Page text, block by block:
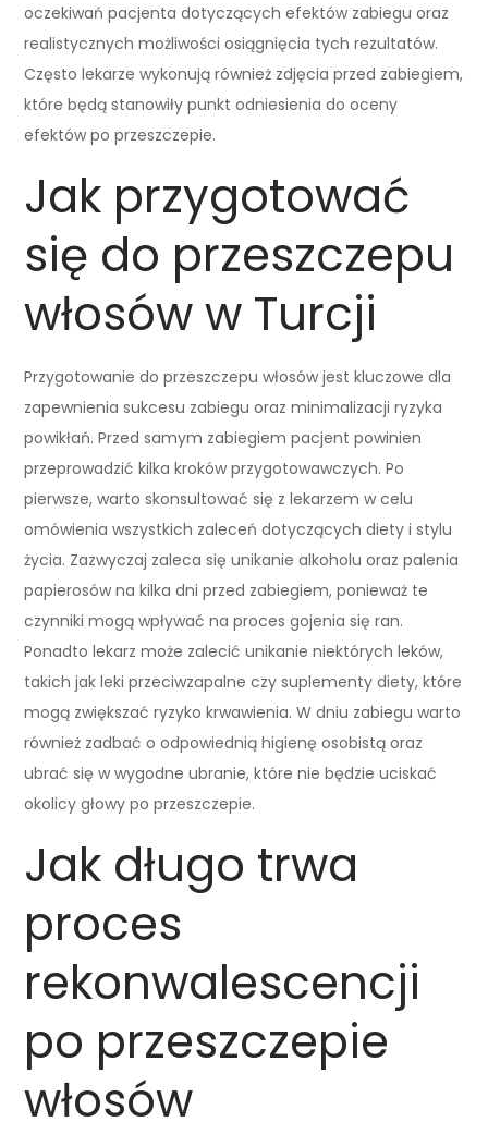
oczekiwań pacjenta dotyczących efektów zabiegu oraz
realistycznych możliwości osiągnięcia tych rezultatów.
Często lekarze wykonują również zdjęcia przed zabiegiem,
które będą stanowiły punkt odniesienia do oceny
efektów po przeszczepie.
Jak przygotować
się do przeszczepu
włosów w Turcji
Przygotowanie do przeszczepu włosów jest kluczowe dla
zapewnienia sukcesu zabiegu oraz minimalizacji ryzyka
powikłań. Przed samym zabiegiem pacjent powinien
przeprowadzić kilka kroków przygotowawczych. Po
pierwsze, warto skonsultować się z lekarzem w celu
omówienia wszystkich zaleceń dotyczących diety i stylu
życia. Zazwyczaj zaleca się unikanie alkoholu oraz palenia
papierosów na kilka dni przed zabiegiem, ponieważ te
czynniki mogą wpływać na proces gojenia się ran.
Ponadto lekarz może zalecić unikanie niektórych leków,
takich jak leki przeciwzapalne czy suplementy diety, które
mogą zwiększać ryzyko krwawienia. W dniu zabiegu warto
również zadbać o odpowiednią higienę osobistą oraz
ubrać się w wygodne ubranie, które nie będzie uciskać
okolicy głowy po przeszczepie.
Jak długo trwa
proces
rekonwalescencji
po przeszczepie
włosów